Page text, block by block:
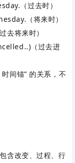
（过去时）
（将来时）
将来时）
（过去进
间锚” 的关系 ，不
含改变、过程、行